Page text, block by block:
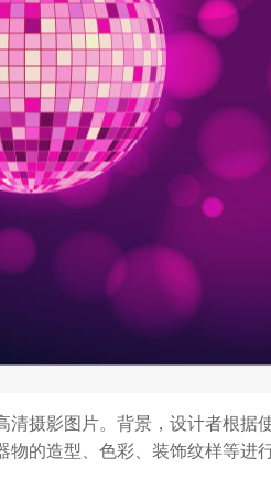
清摄影图片。背景，设计者根
物的造型、色彩、装饰纹样等